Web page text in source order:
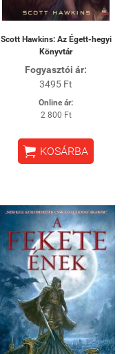
Scott Hawkins: Az Égett-hegyi
Könyvtár
Fogyasztói ár:
3495 Ft
Online ár:
2 800 Ft
 KOSÁRBA